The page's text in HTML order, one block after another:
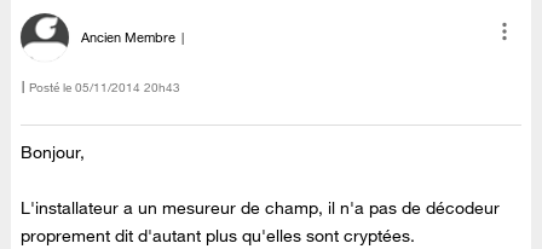
Ancien Membre
Posté le ‎05/11/2014 20h43
Bonjour,
L'installateur a un mesureur de champ, il n'a pas de décodeur
proprement dit d'autant plus qu'elles sont cryptées.